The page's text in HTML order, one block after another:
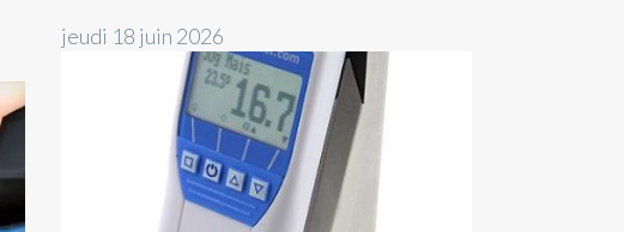
jeudi 18 juin 2026